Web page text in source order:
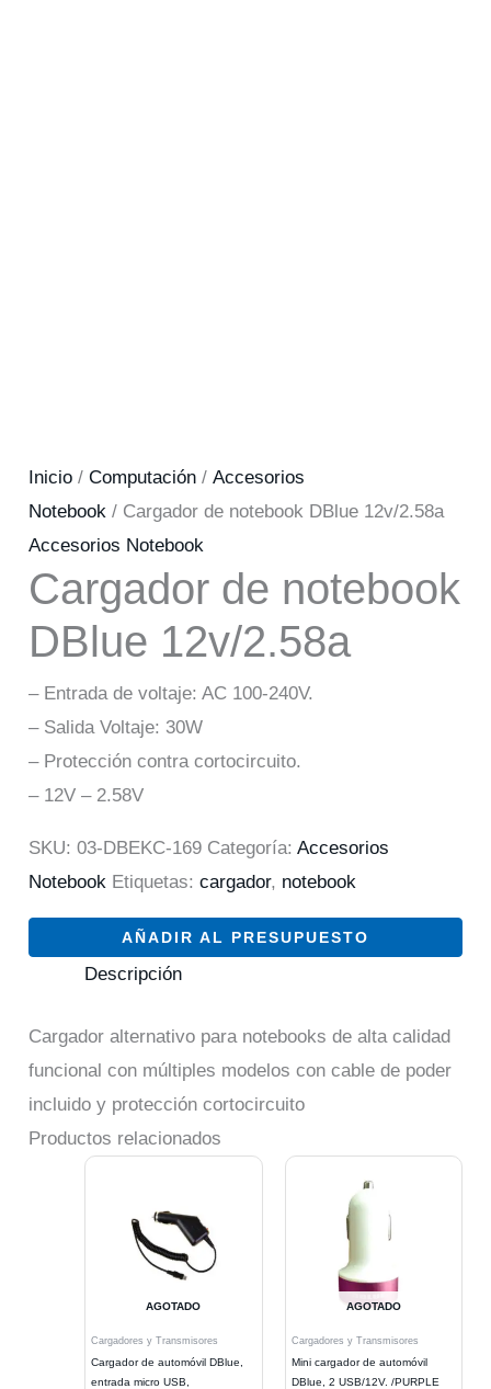
Inicio /Computación /Accesorios
Notebook / Cargador de notebook DBlue 12v/2.58a
Accesorios Notebook
Cargador de notebook
DBlue 12v/2.58a
– Entrada de voltaje: AC 100-240V.
– Salida Voltaje: 30W
– Protección contra cortocircuito.
– 12V – 2.58V
SKU:03-DBEKC-169 Categoría:Accesorios
Notebook Etiquetas:cargador, notebook
AÑADIR AL PRESUPUESTO
Descripción
Cargador alternativo para notebooks de alta calidad
funcional con múltiples modelos con cable de poder
incluido y protección cortocircuito
Productos relacionados
AGOTADO
Cargadores y Transmisores
Cargador de automóvil DBlue,
entrada micro USB,
AGOTADO
Cargadores y Transmisores
Mini cargador de automóvil
DBlue, 2 USB/12V. /PURPLE